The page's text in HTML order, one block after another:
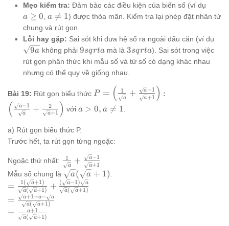
Mẹo kiểm tra: Đảm bảo các điều kiện của biến số (ví dụ
\ge
a ≥ 0 ,a
\ne
1
a 
= 1) được thỏa mãn. Kiểm tra lại phép đặt nhân tử
chung và rút gọn.
Lỗi hay gặp: Sai sót khi đưa hệ số ra ngoài dấu căn (ví dụ
9a không phải 9sqrt{a}
9sqrta mà là3sqrt{a}
3sqrta). Sai sót trong việc
rút gọn phân thức khi mẫu số và tử số có dạng khác nhau
nhưng có thể quy về giống nhau.
Bài 19: Rút gọn biểu thức P = \left(\frac{1}
{\sqrt{a}} +
\frac{\sqrt{a} - 1}
\left(\frac{\sqrt{a}
\frac{2}{\sqrt{a}
+ 1}\right)
P = ( a
1 + a+1
a−1 ) :
( a
a−1 + a+1
2 ) với a >
a
\ne
a > 0, a 
= 1
a) Rút gọn biểu thức P.
Trước hết, ta rút gọn từng ngoặc:
Ngoặc thứ nhất: \frac{1}
{\sqrt{a}} +
\frac{\sqrt{a}
- 1}{\sqrt{a}
a
1 + a+1
a−1
Mẫu số chung là \sqrt{a}
(\sqrt{a}
+ 1)
a( a + 1)
=
\frac{1(\sqrt{a}
+ 1)}{\sqrt{a}
(\sqrt{a} + 1)}
= a( a+1)
1( a+1) + a( a+1)
( a−1) a
=
\frac{\sqrt{a}
+ 1 + a -
= a( a+1)
a+1 +a− a
= \frac{a
+ 1}
= a( a+1 )
a+1 .